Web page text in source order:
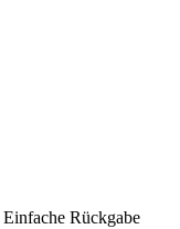
Einfache Rückgabe